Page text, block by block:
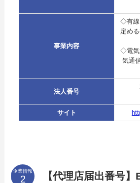
事業内容
◇有線
定め
◇電気
気通
法人番号
サイト
企業情報 【代理店届出番号